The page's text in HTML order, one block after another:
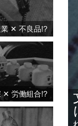
業 ✕ 不良品!?
✕ 労働組合!?